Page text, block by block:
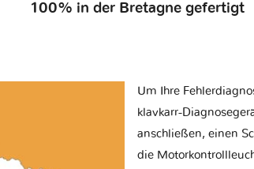
100% in der Bretagne gefertigt
Um Ihre
klavkarr-
anschließen, einen
die